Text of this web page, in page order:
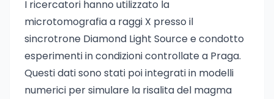
I ricercatori hanno utilizzato la
microtomografia a raggi X presso il
sincrotrone Diamond Light Source e condotto
esperimenti in condizioni controllate a Praga.
Questi dati sono stati poi integrati in modelli
numerici per simulare la risalita del magma